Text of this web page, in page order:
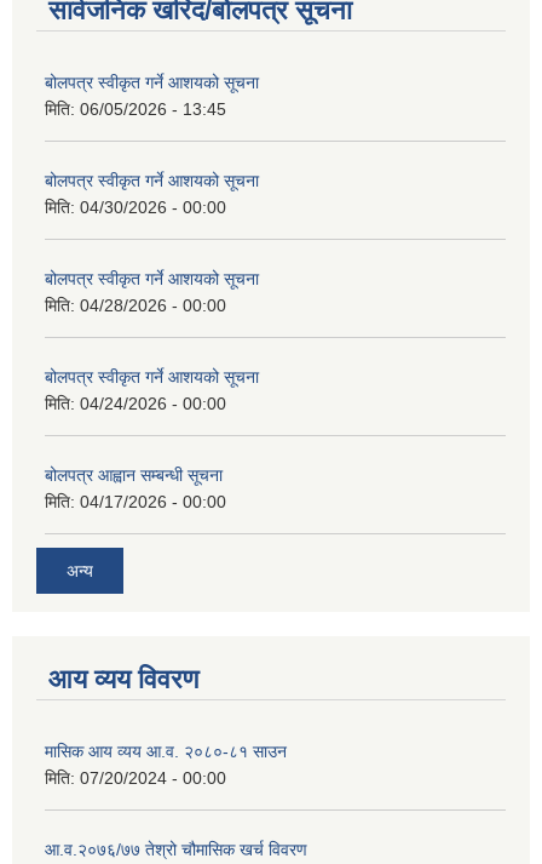
सार्वजनिक खरिद/बोलपत्र सूचना
बोलपत्र स्वीकृत गर्ने आशयको सूचना
मिति: 06/05/2026 - 13:45
बोलपत्र स्वीकृत गर्ने आशयको सूचना
मिति: 04/30/2026 - 00:00
बोलपत्र स्वीकृत गर्ने आशयको सूचना
मिति: 04/28/2026 - 00:00
बोलपत्र स्वीकृत गर्ने आशयको सूचना
मिति: 04/24/2026 - 00:00
बोलपत्र आह्वान सम्बन्धी सूचना
मिति: 04/17/2026 - 00:00
अन्य
आय व्यय विवरण
मासिक आय व्यय आ.व. २०८०-८१ साउन
मिति: 07/20/2024 - 00:00
आ.व.२०७६/७७ तेश्रो चौमासिक खर्च विवरण